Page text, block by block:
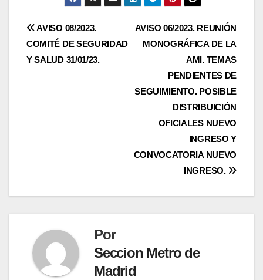
Navegación
de
AVISO 06/2023. REUNIÓN
MONOGRÁFICA DE LA
AMI. TEMAS
PENDIENTES DE
SEGUIMIENTO. POSIBLE
DISTRIBUICIÓN
OFICIALES NUEVO
INGRESO Y
CONVOCATORIA NUEVO
INGRESO.
AVISO 08/2023.
COMITÉ DE SEGURIDAD
Y SALUD 31/01/23.
Por
Seccion Metro de
Madrid